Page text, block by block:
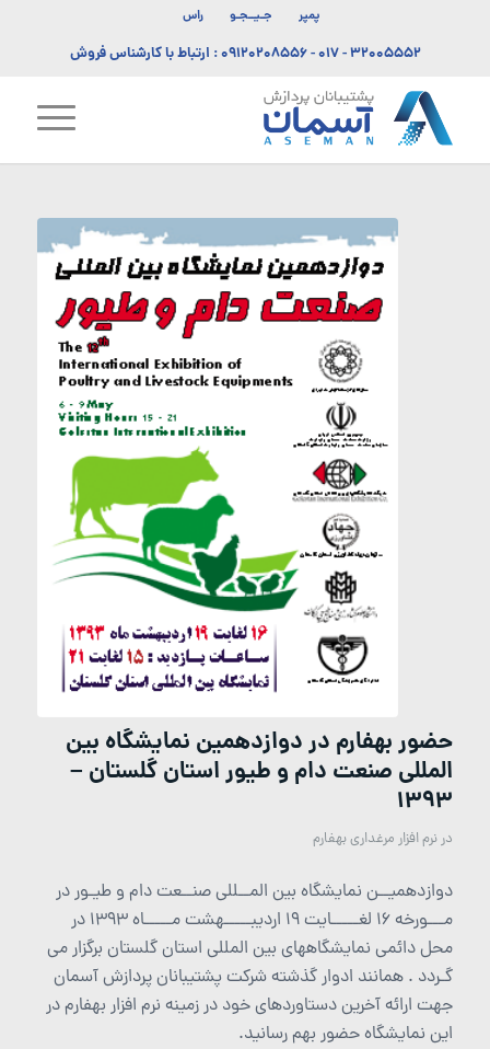
پمپر جـیــجـو راس
۳۲۰۰۵۵۵۲ - ۰۱۷ -۰۹۱۲۰۲۰۸۵۵۶: ارتباط با کارشناس فروش
حضور بهفارم در دوازدهمین نمایشگاه بین
المللی صنعت دام و طیور استان گلستان –
1393
درنرم افزار مرغداری بهفارم
دوازدهمیــن نمایشگاه بین المــللی صنــعت دام و طیـور در
مـــورخه 16 لغـــــایت 19 اردیبـــــهشت مـــــاه 1393 در
محل دائمی نمایشگاههای بین المللی استان گلستان برگزار می
گـردد . همانند ادوار گذشته شرکت پشتیبانان پردازش آسمان
جهت ارائه آخرین دستاوردهای خود در زمینه نرم افزار بهفارم در
این نمایشگاه حضور بهم رسانید.